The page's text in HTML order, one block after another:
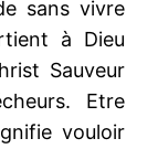
sans vivre
à Dieu
Sauveur
Etre
vouloir